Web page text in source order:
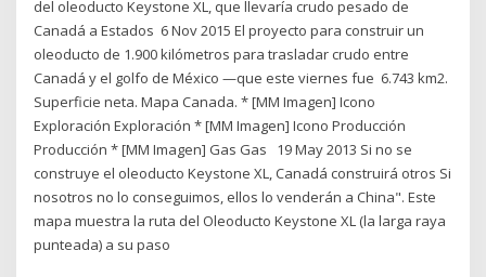
del oleoducto Keystone XL, que llevaría crudo pesado de
Canadá a Estados 6 Nov 2015 El proyecto para construir un
oleoducto de 1.900 kilómetros para trasladar crudo entre
Canadá y el golfo de México —que este viernes fue 6.743 km2.
Superficie neta. Mapa Canada. * [MM Imagen] Icono
Exploración Exploración * [MM Imagen] Icono Producción
Producción * [MM Imagen] Gas Gas 19 May 2013 Si no se
construye el oleoducto Keystone XL, Canadá construirá otros Si
nosotros no lo conseguimos, ellos lo venderán a China". Este
mapa muestra la ruta del Oleoducto Keystone XL (la larga raya
punteada) a su paso